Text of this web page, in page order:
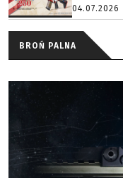
04.07.2026
BROŃ PALNA